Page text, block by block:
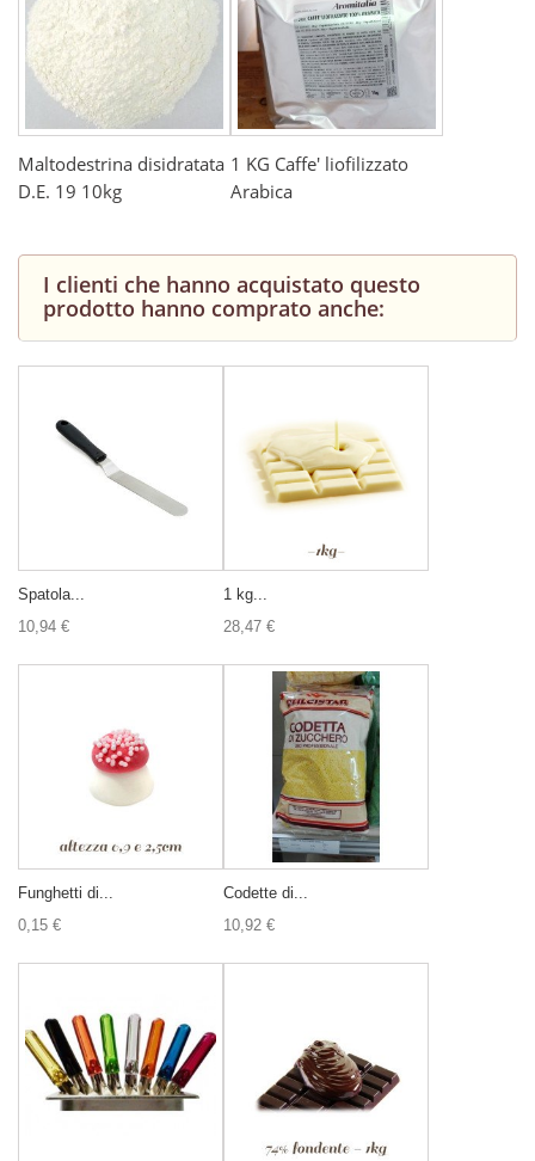
Maltodestrina disidratata
D.E. 19 10kg
1 KG Caffe' liofilizzato
Arabica
I clienti che hanno acquistato questo
prodotto hanno comprato anche:
Spatola...
10,94 €
1 kg...
28,47 €
Funghetti di...
0,15 €
Codette di...
10,92 €